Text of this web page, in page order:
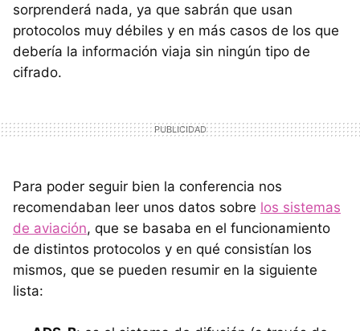
sorprenderá nada, ya que sabrán que usan
protocolos muy débiles y en más casos de los que
debería la información viaja sin ningún tipo de
cifrado.
Para poder seguir bien la conferencia nos
recomendaban leer unos datos sobre los sistemas
de aviación, que se basaba en el funcionamiento
de distintos protocolos y en qué consistían los
mismos, que se pueden resumir en la siguiente
lista: